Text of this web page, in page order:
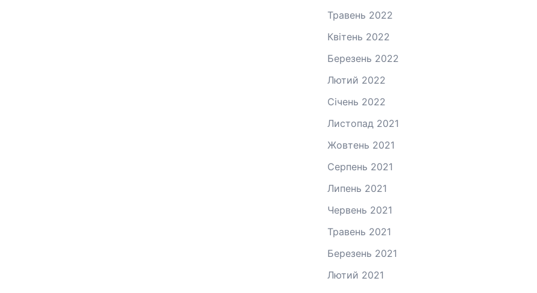
Травень 2022
Квітень 2022
Березень 2022
Лютий 2022
Січень 2022
Листопад 2021
Жовтень 2021
Серпень 2021
Липень 2021
Червень 2021
Травень 2021
Березень 2021
Лютий 2021